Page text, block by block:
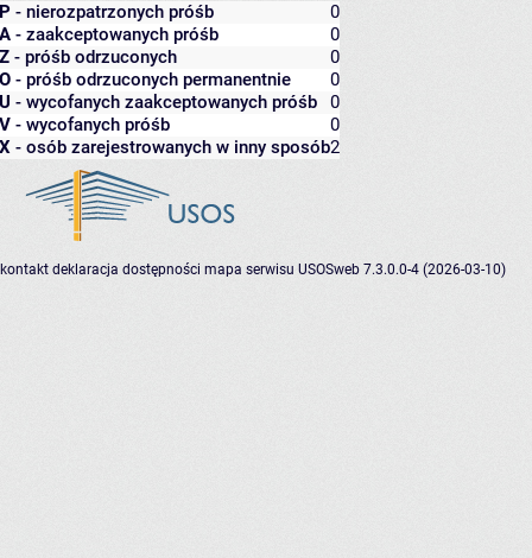
P - nierozpatrzonych próśb
0
A - zaakceptowanych próśb
0
Z - próśb odrzuconych
0
O - próśb odrzuconych permanentnie
0
U - wycofanych zaakceptowanych próśb
0
V - wycofanych próśb
0
X - osób zarejestrowanych w inny sposób2
kontakt deklaracja dostępności mapa serwisu USOSweb 7.3.0.0-4 (2026-03-10)